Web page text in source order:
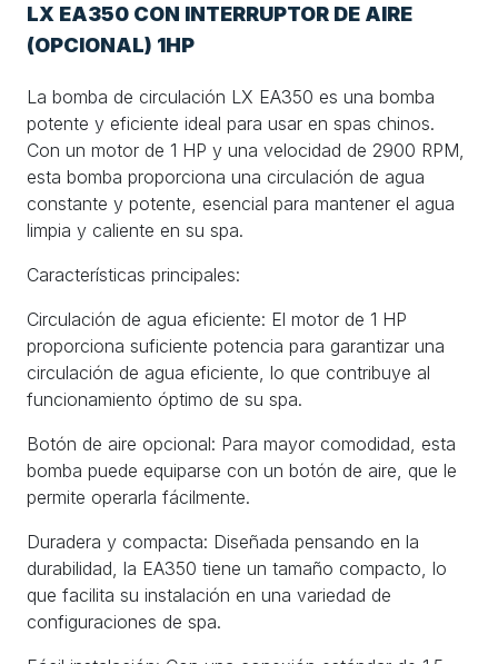
LX EA350 CON INTERRUPTOR DE AIRE
(OPCIONAL) 1HP
La bomba de circulación LX EA350 es una bomba
potente y eficiente ideal para usar en spas chinos.
Con un motor de 1 HP y una velocidad de 2900 RPM,
esta bomba proporciona una circulación de agua
constante y potente, esencial para mantener el agua
limpia y caliente en su spa.
Características principales:
Circulación de agua eficiente: El motor de 1 HP
proporciona suficiente potencia para garantizar una
circulación de agua eficiente, lo que contribuye al
funcionamiento óptimo de su spa.
Botón de aire opcional: Para mayor comodidad, esta
bomba puede equiparse con un botón de aire, que le
permite operarla fácilmente.
Duradera y compacta: Diseñada pensando en la
durabilidad, la EA350 tiene un tamaño compacto, lo
que facilita su instalación en una variedad de
configuraciones de spa.